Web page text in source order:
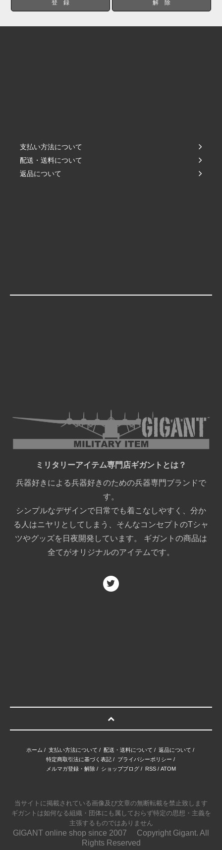
支払い方法について
配送・送料について
返品について
ミリタリーアイテム専門店ギガントとは？
兵器好きによる兵器好きのための兵器専門ブランドで
す。
シンプルなデザインで日常でも着こなしやすく、分か
る人はニヤリとしてしまう、そんなコンセプトのTシャ
ツやグッズを日夜開発しています。 ギガントの商品は
全てがオリジナルのアイテムです。
ホーム / 支払い方法について / 配送・送料について / 返品について /
特定商取引法に基づく表記/ プライバシーポリシー /
メルマガ登録・解除 / ショップブログ / RSS / ATOM
当サイトに掲載されている画像及び文章の無断転載を禁止致します
ギガントは如何なる組織・団体にも属しておらず特定の思想・主義を
主張するものではありません
GIGANT online shop since 2007 Copyright Gigant. All
Rights Reserved